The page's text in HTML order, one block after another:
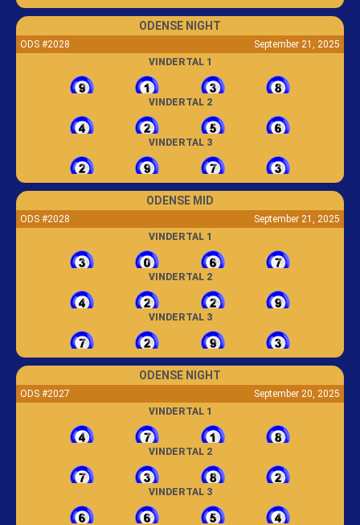
ODENSE NIGHT
ODS #2028
September 21, 2025
VINDERTAL 1
VINDERTAL 2
VINDERTAL 3
ODENSE MID
ODS #2028
September 21, 2025
VINDERTAL 1
VINDERTAL 2
VINDERTAL 3
ODENSE NIGHT
ODS #2027
September 20, 2025
VINDERTAL 1
VINDERTAL 2
VINDERTAL 3